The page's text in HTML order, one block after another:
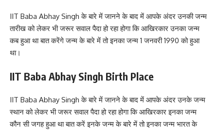
IIT Baba Abhay Singh के बारे में जानने के बाद में आपके अंदर उनकी जन्म
तारीख को लेकर भी जरूर सवाल पैदा हो रहा होगा कि आखिरकार उनका जन्म
कब हुआ था बात करेंगे जन्म के बारे में तो इनका जन्म 1 जनवरी 1990 को हुआ
था।
IIT Baba Abhay Singh Birth Place
IIT Baba Abhay Singh के बारे में जानने के बाद में आपके अंदर उनके जन्म
स्थान को लेकर भी जरूर सवाल पैदा हो रहा होगा कि आखिरकार इनका जन्म
कौन सी जगह हुआ था बात करें इनके जन्म के बारे में तो इनका जन्म भारत के